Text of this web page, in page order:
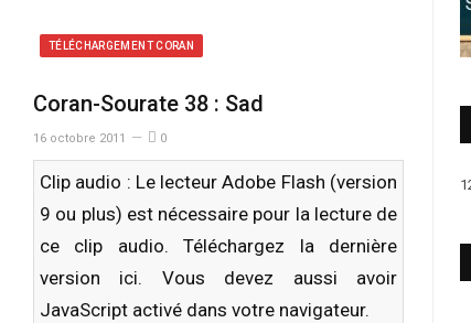
TÉLÉCHARGEMENT CORAN
Coran-Sourate 38 : Sad
16 octobre 2011 0
Clip audio : Le lecteur Adobe Flash (version
9 ou plus) est nécessaire pour la lecture de
ce clip audio. Téléchargez la dernière
version ici. Vous devez aussi avoir
JavaScript activé dans votre navigateur.